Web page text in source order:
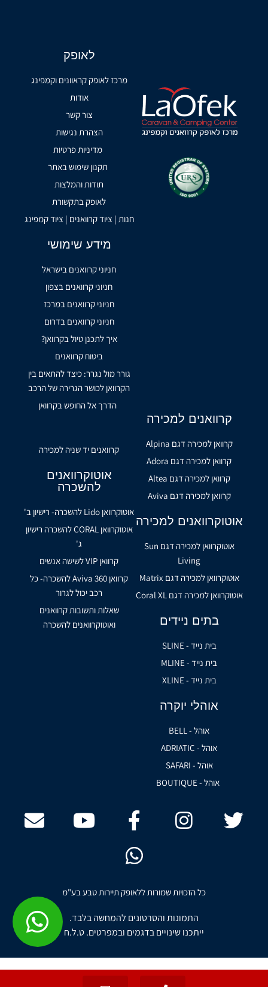
לאופק
מרכז לאופק קראוונים וקמפינג
אודות
צור קשר
הצהרת נגישות
מדיניות פרטיות
תקנון שימוש באתר
תודות והמלצות
לאופק בתקשורת
חנות | ציוד קרוואנים | ציוד קמפינג
מידע שימושי
חניוני קרוואנים בישראל
חניוני קרוואנים בצפון
חניוני קרוואנים במרכז
חניוני קרוואנים בדרום
איך לתכנן טיול בקרוואן?
ביטוח קרוואנים
גורר מול נגרר: כיצד להתאים בין
הקרוואן לכושר הגרירה של הרכב
הדרך אל החופש בקרוואן
קרוואנים למכירה
קרוואן למכירה דגם Alpina
קרוואן למכירה דגם Adora
קרוואן למכירה דגם Altea
קרוואן למכירה דגם Aviva
אוטוקרוואנים למכירה
אוטוקרוואן למכירה דגם Sun
Living
אוטוקרוואן למכירה דגם Matrix
אוטוקרוואן למכירה דגם Coral XL
בתים ניידים
בית נייד - SLINE
בית נייד - MLINE
בית נייד - XLINE
אוהלי יוקרה
אוהל - BELL
אוהל - ADRIATIC
אוהל - SAFARI
אוהל - BOUTIQUE
קרוואנים יד שניה למכירה
אוטוקרוואנים
להשכרה
אוטוקרוואן Lido להשכרה- רישיון ב'
אוטוקרוואן CORAL להשכרה רישיון
ג'
קרוואן VIP לשישה אנשים
קרוואן Aviva 360 להשכרה- כל
רכב יכול לגרור
שאלות ותשובות קרוואנים
ואוטוקרוואנים להשכרה
כל הזכויות שמורות ללאופק תיירות טבע בע"מ
התמונות והסרטונים להמחשה בלבד.
ייתכנו שינויים בדגמים ובמפרטים. ט.ל.ח